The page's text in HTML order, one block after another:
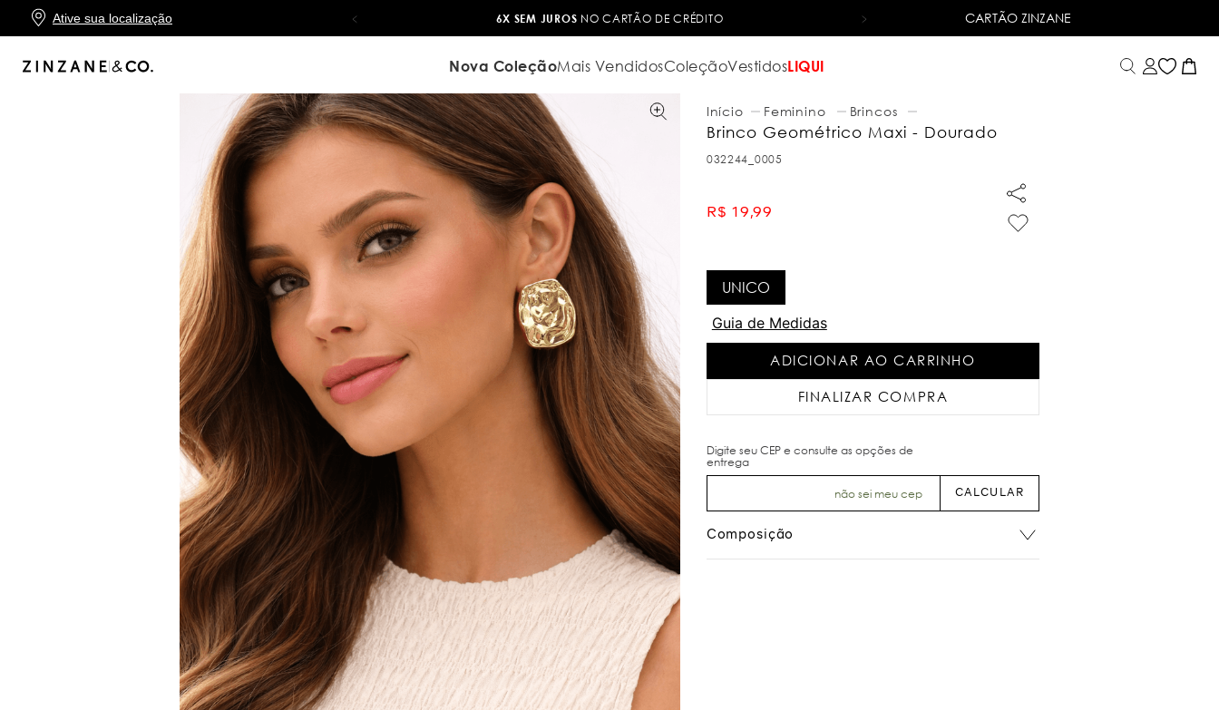
Ative sua localização
TROCA FÁCIL 6X SEM JUROS NO CARTÃO DE CRÉDITO ENTREGA RÁPIDAPARA TODO BRASIL. *CONSULTE
CARTÃO ZINZANE
Nova ColeçãoMais VendidosColeçãoVestidosLIQUI
Feminino Brincos
Brinco Geométrico Maxi - Dourado
032244_0005
R$ 19,99
UNICO
Guia de Medidas
ADICIONAR AO CARRINHO
FINALIZAR COMPRA
não sei meu cep
Composição